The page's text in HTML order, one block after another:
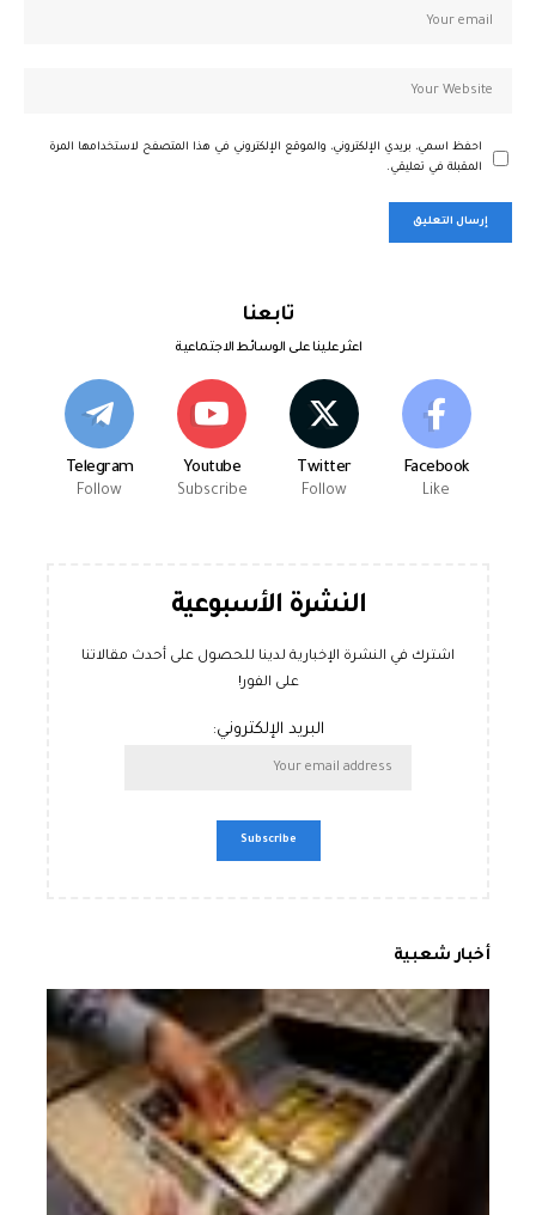
احفظ اسمي، بريدي الإلكتروني، والموقع الإلكتروني في هذا المتصفح لاستخدامها المرة
المقبلة في تعليقي.
تابعنا
اعثر علينا على الوسائط الاجتماعية
Facebook
Like
Twitter
Follow
Youtube
Subscribe
Telegram
Follow
النشرة الأسبوعية
اشترك في النشرة الإخبارية لدينا للحصول على أحدث مقالاتنا
على الفور!
البريد الإلكتروني:
أخبار شعبية